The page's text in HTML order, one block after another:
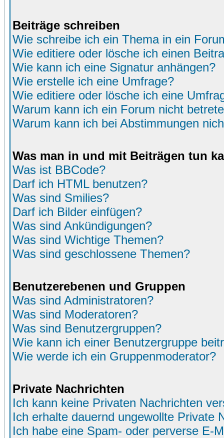
Beiträge schreiben
Wie schreibe ich ein Thema in ein
Wie editiere oder lösche ich einen
Wie kann ich eine Signatur anhängen?
Wie erstelle ich eine Umfrage?
Wie editiere oder lösche ich eine
Warum kann ich ein Forum nicht
Warum kann ich bei Abstimmungen
Was man in und mit Beiträgen tun
Was ist BBCode?
Darf ich HTML benutzen?
Was sind Smilies?
Darf ich Bilder einfügen?
Was sind Ankündigungen?
Was sind Wichtige Themen?
Was sind geschlossene Themen?
Benutzerebenen und Gruppen
Was sind Administratoren?
Was sind Moderatoren?
Was sind Benutzergruppen?
Wie kann ich einer Benutzergruppe
Wie werde ich ein Gruppenmoderator?
Private Nachrichten
Ich kann keine Privaten Nachrichten
Ich erhalte dauernd ungewollte Private
Ich habe eine Spam- oder perverse E-